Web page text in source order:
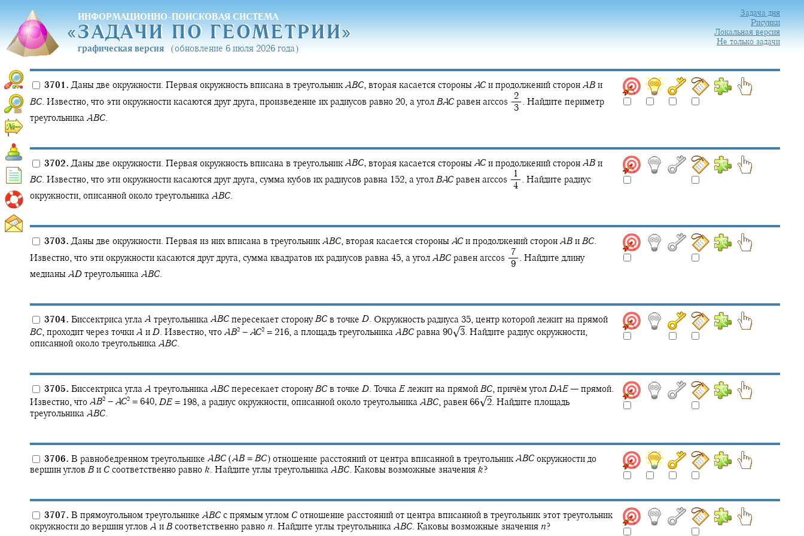
ИНФОРМАЦИОННО-ПОИСКОВАЯ СИСТЕМА
«ЗАДАЧИ ПО ГЕОМЕТРИИ»
«ЗАДАЧИ ПО ГЕОМЕТРИИ»
графическая версия (обновление 6 июля 2026 года)
Задача дня
Рисунки
Локальная версия
Не только задачи
3701. Даны две окружности. Первая окружность вписана в треугольник ABC, вторая касается стороны AC и продолжений сторон AB и
BC. Известно, что эти окружности касаются друг друга, произведение их радиусов равно 20, а угол BAC равен arccos ‍
‍ 2
‍ 3
. Найдите периметр
треугольника ABC.
3702. Даны две окружности. Первая окружность вписана в треугольник ABC, вторая касается стороны AC и продолжений сторон AB и
BC. Известно, что эти окружности касаются друг друга, сумма кубов их радиусов равна 152, а угол BAC равен arccos ‍
‍ 1
‍ 4
. Найдите радиус
окружности, описанной около треугольника ABC.
3703. Даны две окружности. Первая из них вписана в треугольник ABC, вторая касается стороны AC и продолжений сторон AB и BC.
Известно, что эти окружности касаются друг друга, сумма квадратов их радиусов равна 45, а угол ABC равен arccos ‍
‍ 7
‍ 9
. Найдите длину
медианы AD треугольника ABC.
3704. Биссектриса угла A треугольника ABC пересекает сторонуBC в точке D. Окружность радиуса 35, центр которой лежит на прямой
BC, проходит через точки A и D. Известно, что AB2 − AC2 = 216, а площадь треугольника ABC равна 90‍√3. Найдите радиус окружности,
описанной около треугольника ABC.
3705. Биссектриса угла A треугольника ABC пересекает сторонуBC в точке D. Точка E лежит на прямой BC, причём угол DAE — прямой.
Известно, что AB2 − AC2 = 640, DE = 198, а радиус окружности, описанной около треугольника ABC, равен 66‍√2. Найдите площадь
треугольника ABC.
3706. В равнобедренном треугольнике ABC (AB = BC) отношение расстояний от центра вписанной в треугольник ABC окружности до
вершин углов B и C соответственно равно k. Найдите углы треугольника ABC. Каковы возможные значения k?
3707. В прямоугольном треугольнике ABC с прямым углом C отношение расстояний от центра вписанной в треугольник этот треугольник
окружности до вершин углов A и B соответственно равно n. Найдите углы треугольника ABC. Каковы возможные значения n?